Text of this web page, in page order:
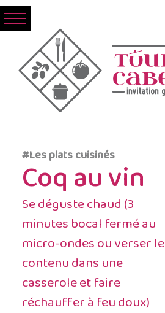
#Les plats cuisinés
Coq au vin
Se déguste chaud (3
minutes bocal fermé au
micro-ondes ou verser le
contenu dans une
casserole et faire
réchauffer à feu doux)